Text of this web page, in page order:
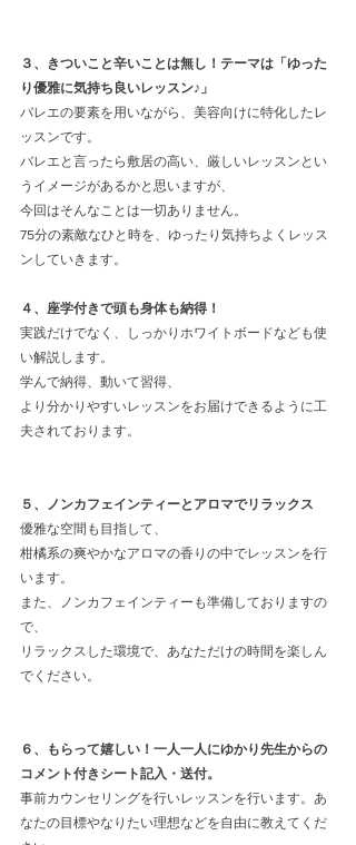
３、きついこと辛いことは無し！テーマは「ゆった
り優雅に気持ち良いレッスン♪」
バレエの要素を用いながら、美容向けに特化したレ
ッスンです。
バレエと言ったら敷居の高い、厳しいレッスンとい
うイメージがあるかと思いますが、
今回はそんなことは一切ありません。
75分の素敵なひと時を、ゆったり気持ちよくレッス
ンしていきます。
４、座学付きで頭も身体も納得！
実践だけでなく、しっかりホワイトボードなども使
い解説します。
学んで納得、動いて習得、
より分かりやすいレッスンをお届けできるように工
夫されております。
５、ノンカフェインティーとアロマでリラックス
優雅な空間も目指して、
柑橘系の爽やかなアロマの香りの中でレッスンを行
います。
また、ノンカフェインティーも準備しておりますの
で、
リラックスした環境で、あなただけの時間を楽しん
でください。
６、もらって嬉しい！一人一人にゆかり先生からの
コメント付きシート記入・送付。
事前カウンセリングを行いレッスンを行います。あ
なたの目標やなりたい理想などを自由に教えてくだ